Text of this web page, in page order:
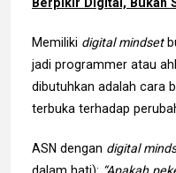
Memiliki digital mindset
jadi programmer atau
dibutuhkan adalah cara
terbuka terhadap
ASN dengan digital
dalam hati): “Apakah